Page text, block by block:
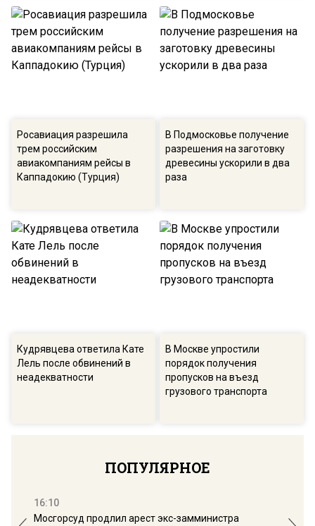
Росавиация разрешила
трем российским
авиакомпаниям рейсы в
Каппадокию (Турция)
В Подмосковье получение
разрешения на заготовку
древесины ускорили в два
раза
Кудрявцева ответила Кате
Лель после обвинений в
неадекватности
В Москве упростили
порядок получения
пропусков на въезд
грузового транспорта
ПОПУЛЯРНОЕ
16:10
Мосгорсуд продлил арест экс-замминистра